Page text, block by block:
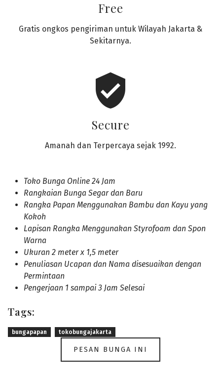
Free
Gratis ongkos pengiriman untuk Wilayah Jakarta &
Sekitarnya.
verified_user
Secure
Amanah dan Terpercaya sejak 1992.
Toko Bunga Online 24 Jam
Rangkaian Bunga Segar dan Baru
Rangka Papan Menggunakan Bambu dan Kayu yang
Kokoh
Lapisan Rangka Menggunakan Styrofoam dan Spon
Warna
Ukuran 2 meter x 1,5 meter
Penuliasan Ucapan dan Nama disesuaikan dengan
Permintaan
Pengerjaan 1 sampai 3 Jam Selesai
Tags:
bungapapan tokobungajakarta
PESAN BUNGA INI